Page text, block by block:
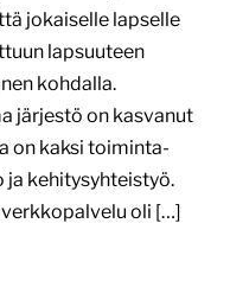
jokaiselle lapselle
lapsuuteen
kohdalla.
järjestö on kasvanut
on kaksi toiminta-
ja kehitysyhteistyö.
oli […]